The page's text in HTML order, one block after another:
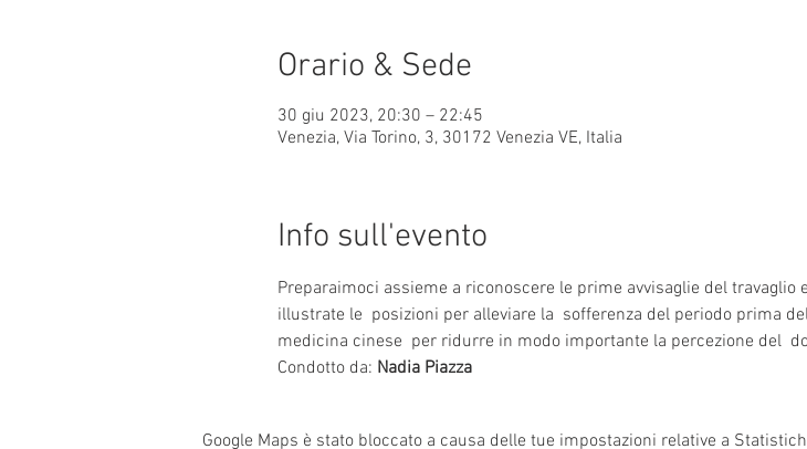
Orario & Sede
30 giu 2023, 20:30 – 22:45
Venezia, Via Torino, 3, 30172 Venezia VE, Italia
Info sull'evento
Preparaimoci assieme a riconoscere le prime avvisaglie del
illustrate le  posizioni per alleviare la  sofferenza del periodo prima
medicina cinese  per ridurre in modo importante la percezione del
Condotto da: Nadia Piazza
Google Maps è stato bloccato a causa delle tue impostazioni relative a